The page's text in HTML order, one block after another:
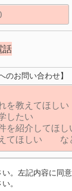
話
のお問い合わせ】
。左記内容に同
。